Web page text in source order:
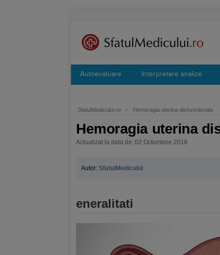
Autoevaluare Interpretare analize
SfatulMedicului.ro › Hemoragia uterina disfunctionala
Hemoragia uterina
Actualizat la data de: 02 Octombrie 2018
Autor: SfatulMedicului
eneralitati